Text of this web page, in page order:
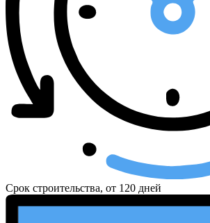
Срок строительства, от 120 дней